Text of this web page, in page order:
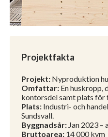
Projektfakta
Projekt: Nyproduktion
Omfattar: En huskropp,
kontorsdel samt plats för
Plats: Industri- och
Sundsvall.
Byggnadsår: Jan 2023 –
Bruttoarea: 14 000 kvm